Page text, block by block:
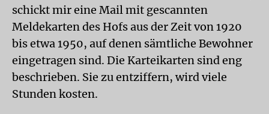
schickt mir eine Mail mit gescannten
Meldekarten des Hofs aus der Zeit von 1920
bis etwa 1950, auf denen sämtliche Bewohner
eingetragen sind. Die Karteikarten sind eng
beschrieben. Sie zu entziffern, wird viele
Stunden kosten.